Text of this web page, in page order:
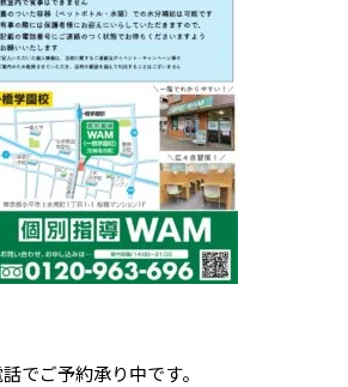
ご予約承り中です。